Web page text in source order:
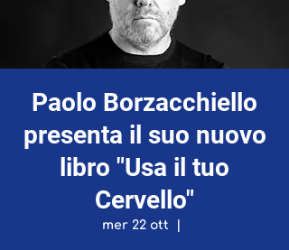
Paolo Borzacchiello
presenta il suo nuovo
libro "Usa il tuo
Cervello"
mer 22 ott